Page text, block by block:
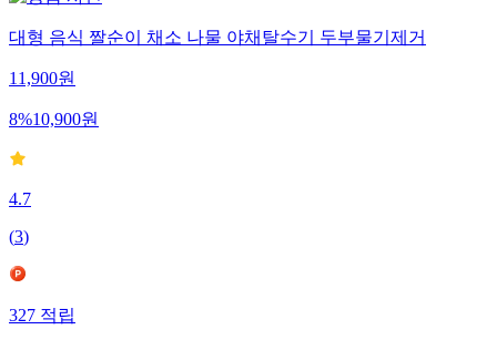
대형 음식 짤순이 채소 나물 야채탈수기 두부물기제거
11,900원
8%10,900원
4.7
(3)
327적립